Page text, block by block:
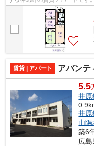
校です！ 徒歩約8分のところに
賃貸 | アパート アバンテ
5.5
井原
井原
山陽
築6
広島